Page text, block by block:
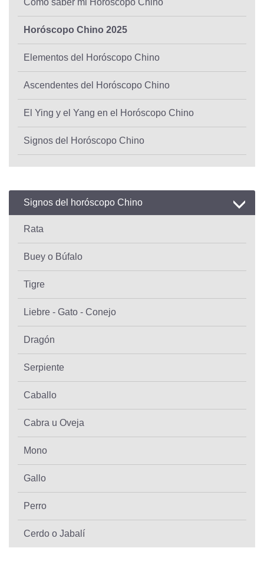
Horóscopo Chino 2025
Elementos del Horóscopo Chino
Ascendentes del Horóscopo Chino
El Ying y el Yang en el Horóscopo Chino
Signos del Horóscopo Chino
Signos del horóscopo Chino
Rata
Buey o Búfalo
Tigre
Liebre - Gato - Conejo
Dragón
Serpiente
Caballo
Cabra u Oveja
Mono
Gallo
Perro
Cerdo o Jabalí